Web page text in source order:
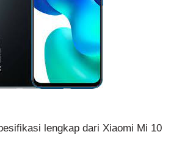
lengkap dari Xiaomi Mi 10